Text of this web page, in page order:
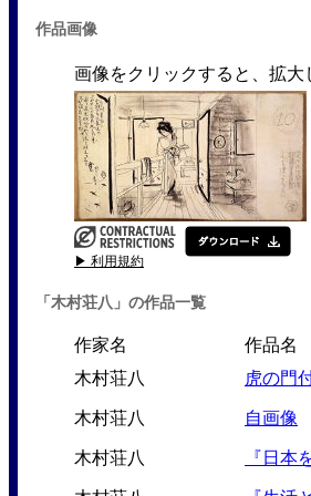
作品画像
画像をクリックすると、拡大
▶ 利用規約
「木村荘八」の作品一覧
作家名
作品名
木村荘八
虎の門
木村荘八 自画像
木村荘八 『日本